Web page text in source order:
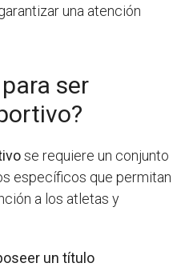
una atención
ser
se requiere un conjunto
específicos que permitan
a los atletas y
un título